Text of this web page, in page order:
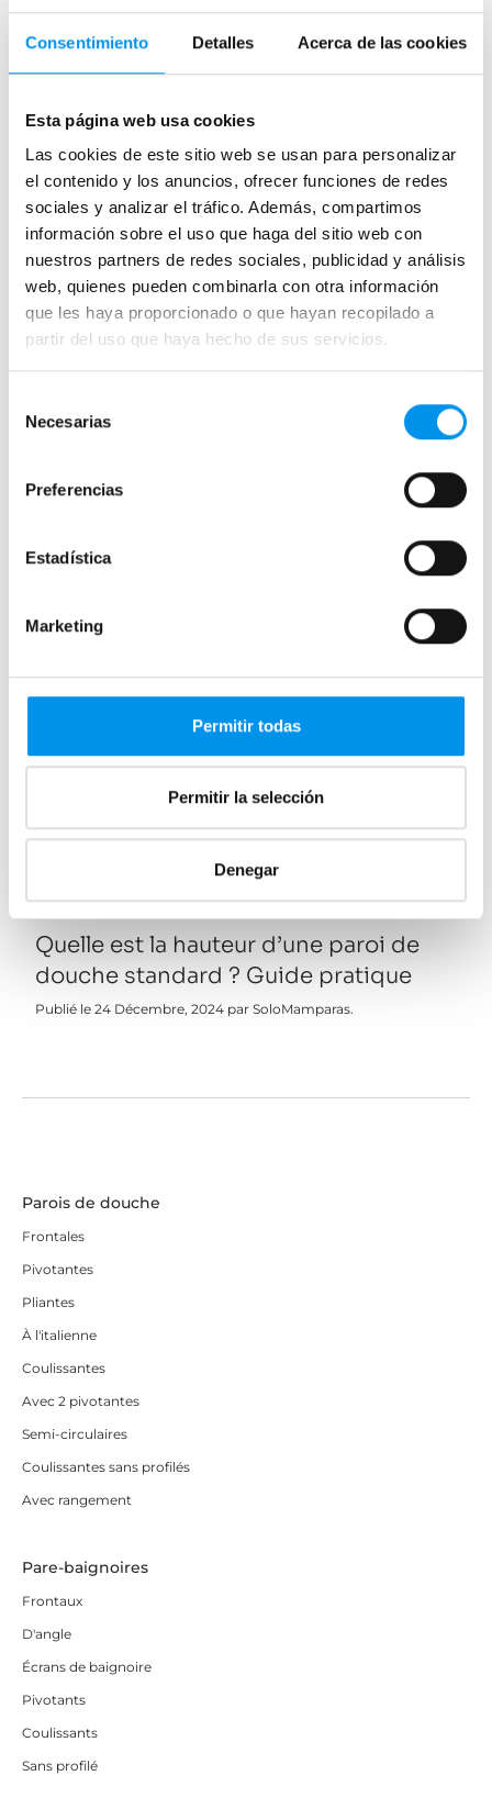
Consentimiento Detalles Acerca de las cookies
Esta página web usa cookies
Las cookies de este sitio web se usan para personalizar
el contenido y los anuncios, ofrecer funciones de redes
sociales y analizar el tráfico. Además, compartimos
información sobre el uso que haga del sitio web con
nuestros partners de redes sociales, publicidad y análisis
web, quienes pueden combinarla con otra información
que les haya proporcionado o que hayan recopilado a
partir del uso que haya hecho de sus servicios.
Necesarias
Preferencias
Estadística
Marketing
Permitir todas
Permitir la selección
Denegar
excuse maintenant ?
douche facile à nettoyer ?
Quelle est la hauteur d’une paroi de
douche standard ? Guide pratique
Publié le 24 Décembre, 2024 par SoloMamparas.
Parois de douche
Frontales
Pivotantes
Pliantes
À l'italienne
Coulissantes
Avec 2 pivotantes
Semi-circulaires
Coulissantes sans profilés
Avec rangement
Pare-baignoires
Frontaux
D'angle
Écrans de baignoire
Pivotants
Coulissants
Sans profilé